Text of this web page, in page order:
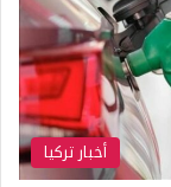
أخبار تركيا